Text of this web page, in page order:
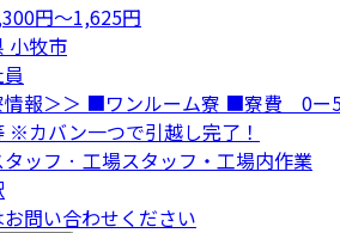
円〜1,625円
小牧市
情報＞＞ ■ワンルーム寮 ■寮費 0ー5
※カバン一つで引越し完了！
ッフ · 工場スタッフ・工場内作業
問い合わせください